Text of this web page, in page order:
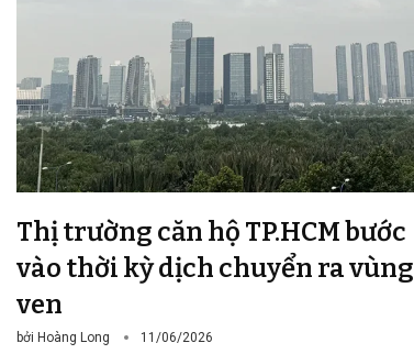
Thị trường căn hộ TP.HCM bước
vào thời kỳ dịch chuyển ra vùng
ven
bởi Hoàng Long 11/06/2026